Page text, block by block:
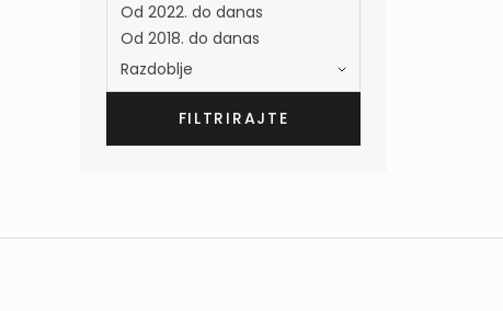
Od 2022. do danas
Od 2018. do danas
Razdoblje